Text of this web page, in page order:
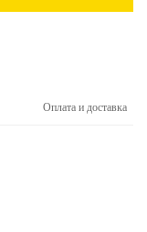
Оплата и доставка